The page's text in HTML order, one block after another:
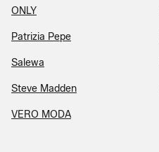
ONLY
Patrizia Pepe
Salewa
Steve Madden
VERO MODA